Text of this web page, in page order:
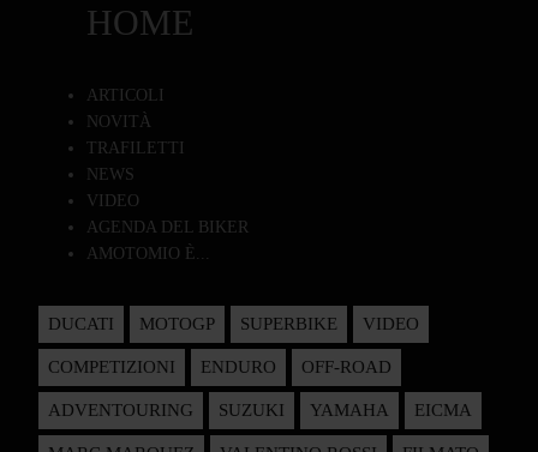
HOME
ARTICOLI
NOVITÀ
TRAFILETTI
NEWS
VIDEO
AGENDA DEL BIKER
AMOTOMIO È...
DUCATI MOTOGP SUPERBIKE VIDEO
COMPETIZIONI ENDURO OFF-ROAD
ADVENTOURING SUZUKI YAMAHA EICMA